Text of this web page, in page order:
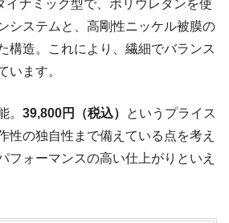
イナミック型で、ポリウレタンを使
システムと、高剛性ニッケル被膜の
構造。これにより、繊細でバランス
います。
。 39,800円（税込）
というプライス
性の独自性まで備えている点を考え
フォーマンスの高い仕上がりといえ